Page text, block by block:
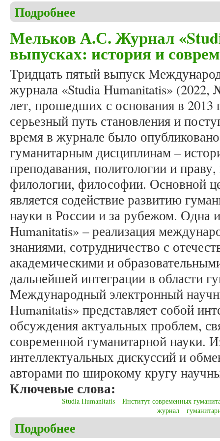
Подробнее
Мельков А.С. Журнал
выпусках: история и
Тридцать пятый выпуск
журнала «Studia Humanitatis»
лет, прошедших с основания в 2013
серьезный путь становления и
время в журнале было
гуманитарным дисциплинам –
преподавания, политологии и
филологии, философии. Основной
является содействие развитию
науки в России и за рубежом. Одна
Humanitatis» – реализация
знаниями, сотрудничество с
академическими и
дальнейшей интеграции в области
Международный электронный
Humanitatis» представляет собой
обсуждения актуальных проблем,
современной гуманитарной науки.
интеллектуальных дискуссий и
авторами по широкому кругу
Ключевые слова:
Studia Humanitatis
Институт современных
журнал
Подробнее